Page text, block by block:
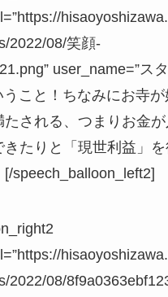
2022/08/笑顔-
user_name=”ス
うこと！ちなみにお寺が
される、つまりお金が
たりと「現世利益」
speech_balloon_left2]
2022/08/